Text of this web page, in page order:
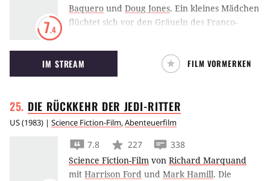
7.4
Baquero und Doug Jones. Ein kleines Mädchen
flüchtet sich vor den Gräueln des Franco-
Labyrinth. Regisseur Guillermo del Toro hält
dies in eindrucksvoll-düsteren Bildern fest.
IM STREAM FILM VORMERKEN
DIE RÜCKKEHR DER JEDI-RITTER
US(1983) | Science Fiction-Film,Abenteuerfilm
7.8 227
338
Science Fiction-Film von Richard Marquand
mit Harrison Ford und Mark Hamill. Die